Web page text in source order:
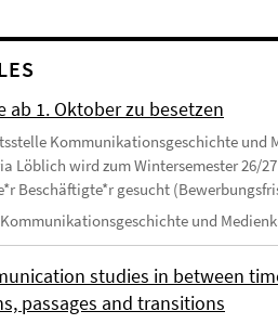
ab 1. Oktober zu besetzen
Kommunikationsgeschichte und
Löblich wird zum Wintersemester 26/
Beschäftigte*r gesucht
Kommunikationsgeschichte und
studies in between
passages and transitions